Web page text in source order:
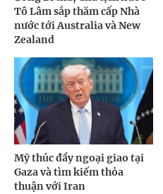
Tô Lâm sắp thăm cấp Nhà
nước tới Australia và New
Zealand
Mỹ thúc đẩy ngoại giao tại
Gaza và tìm kiếm thỏa
thuận với Iran